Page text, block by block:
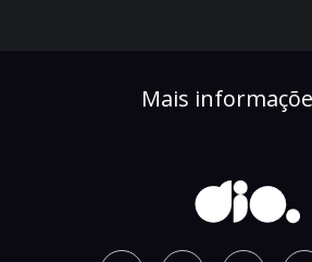
Mais